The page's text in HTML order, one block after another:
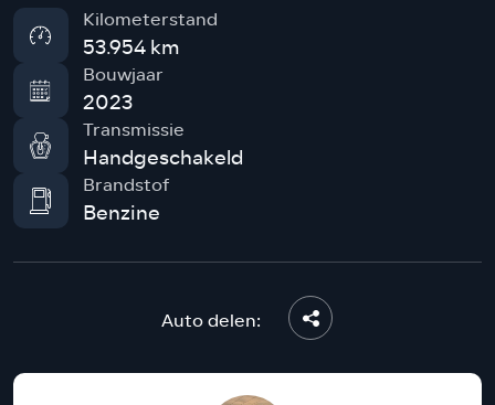
Kilometerstand
53.954 km
Bouwjaar
2023
Transmissie
Handgeschakeld
Brandstof
Benzine
Auto delen: